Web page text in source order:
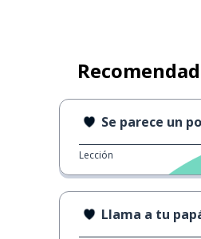
Se parece un
Lección
Llama a tu